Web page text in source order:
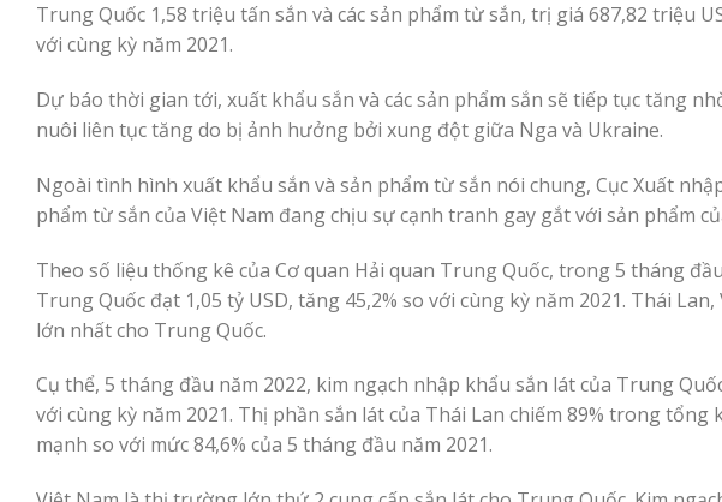
Trung Quốc 1,58 triệu tấn sắn và các sản phẩm từ sắn, trị giá 687,82 triệu
với cùng kỳ năm 2021.
Dự báo thời gian tới, xuất khẩu sắn và các sản phẩm sắn sẽ tiếp tục tăng
nuôi liên tục tăng do bị ảnh hưởng bởi xung đột giữa Nga và Ukraine.
Ngoài tình hình xuất khẩu sắn và sản phẩm từ sắn nói chung, Cục Xuất
phẩm từ sắn của Việt Nam đang chịu sự cạnh tranh gay gắt với sản phẩm
Theo số liệu thống kê của Cơ quan Hải quan Trung Quốc, trong 5 tháng
Trung Quốc đạt 1,05 tỷ USD, tăng 45,2% so với cùng kỳ năm 2021. Thái
lớn nhất cho Trung Quốc.
Cụ thể, 5 tháng đầu năm 2022, kim ngạch nhập khẩu sắn lát của Trung
với cùng kỳ năm 2021. Thị phần sắn lát của Thái Lan chiếm 89% trong
mạnh so với mức 84,6% của 5 tháng đầu năm 2021.